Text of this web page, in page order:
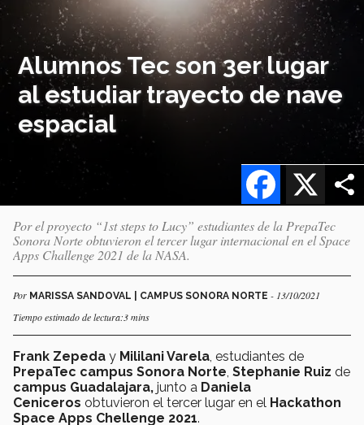
Alumnos Tec son 3er lugar
al estudiar trayecto de nave
espacial
X
Facebook
Por el proyecto “1st steps to Lucy” estudiantes de la PrepaTec
Sonora Norte obtuvieron el tercer lugar internacional en el Space
Apps Challenge 2021 de la NASA.
Por MARISSA SANDOVAL | CAMPUS SONORA NORTE - 13/10/2021
Tiempo estimado de lectura:3 mins
Frank Zepeda y Mililani Varela , estudiantes de
PrepaTec campus Sonora Norte Stephanie Ruiz de
campus Guadalajara, junto a Daniela
Ceniceros obtuvieron el tercer lugar en el Hackathon
Space Apps Chellenge 2021.